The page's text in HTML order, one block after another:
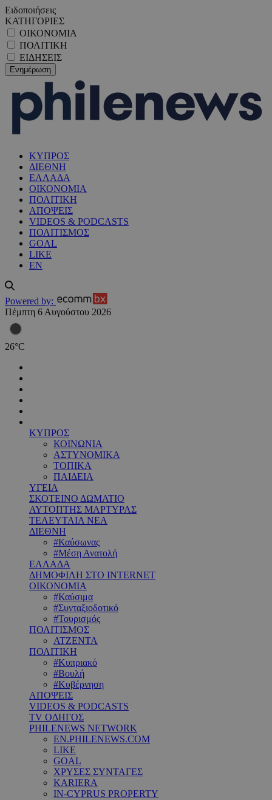
Ειδοποιήσεις
ΚΑΤΗΓΟΡΙΕΣ
ΟΙΚΟΝΟΜΙΑ
ΠΟΛΙΤΙΚΗ
ΕΙΔΗΣΕΙΣ
ΚΥΠΡΟΣ
ΔΙΕΘΝΗ
ΕΛΛΑΔΑ
ΟΙΚΟΝΟΜΙΑ
ΠΟΛΙΤΙΚΗ
ΑΠΟΨΕΙΣ
VIDEOS & PODCASTS
ΠΟΛΙΤΙΣΜΟΣ
GOAL
LIKE
EN
Powered by:
Πέμπτη 6 Αυγούστου 2026
26°C
ΚΥΠΡΟΣ
ΚΟΙΝΩΝΙΑ
ΑΣΤΥΝΟΜΙΚΑ
ΤΟΠΙΚΑ
ΠΑΙΔΕΙΑ
ΥΓΕΙΑ
ΣΚΟΤΕΙΝΟ ΔΩΜΑΤΙΟ
ΑΥΤΟΠΤΗΣ ΜΑΡΤΥΡΑΣ
ΤΕΛΕΥΤΑΙΑ ΝΕΑ
ΔΙΕΘΝΗ
#Καύσωνας
#Μέση Ανατολή
ΕΛΛΑΔΑ
ΔΗΜΟΦΙΛΗ ΣΤΟ INTERNET
ΟΙΚΟΝΟΜΙΑ
#Καύσιμα
#Συνταξιοδοτικό
#Τουρισμός
ΠΟΛΙΤΙΣΜΟΣ
ΑΤΖΕΝΤΑ
ΠΟΛΙΤΙΚΗ
#Κυπριακό
#Βουλή
#Κυβέρνηση
ΑΠΟΨΕΙΣ
VIDEOS & PODCASTS
TV ΟΔΗΓΟΣ
PHILENEWS NETWORK
EN.PHILENEWS.COM
LIKE
GOAL
ΧΡΥΣΕΣ ΣΥΝΤΑΓΕΣ
KARIERA
IN-CYPRUS PROPERTY